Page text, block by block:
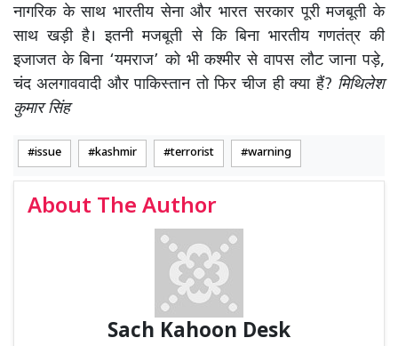
नागरिक के साथ भारतीय सेना और भारत सरकार पूरी मजबूती के
साथ खड़ी है। इतनी मजबूती से कि बिना भारतीय गणतंत्र की
इजाजत के बिना ‘यमराज’ को भी कश्मीर से वापस लौट जाना पड़े,
चंद अलगाववादी और पाकिस्तान तो फिर चीज ही क्या हैं? मिथिलेश
कुमार सिंह
issue kashmir terrorist warning
About The Author
Sach Kahoon Desk